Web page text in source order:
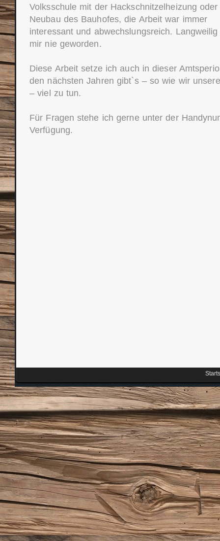
Volksschule mit der Hackschnitzelheizung
Neubau des Bauhofes, die Arbeit war immer
interessant und abwechslungsreich.
mir nie geworden.
Diese Arbeit setze ich auch in dieser
den nächsten Jahren gibt`s – so wie wir
– viel zu tun.
Für Fragen stehe ich gerne unter der
Verfügung.